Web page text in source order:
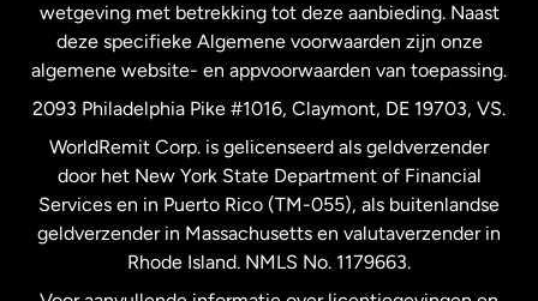
Verenigd Koninkrijk
Verenigde Staten English
Verenigde Staten Español
Zweden
wetgeving met betrekking tot deze aanbieding. Naast
deze specifieke Algemene voorwaarden zijn onze
algemene website- en appvoorwaarden van toepassing.
2093 Philadelphia Pike #1016, Claymont, DE 19703, VS.
WorldRemit Corp. is gelicenseerd als geldverzender
door het New York State Department of Financial
Services en in Puerto Rico (TM-055), als buitenlandse
geldverzender in Massachusetts en valutaverzender in
Rhode Island. NMLS No. 1179663.